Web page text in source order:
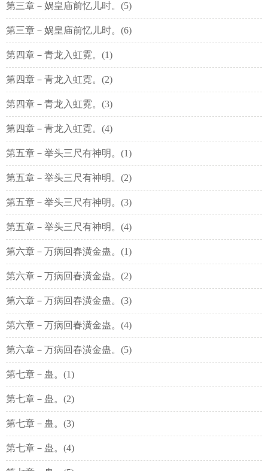
第三章－娲皇庙前忆儿时。(5)
第三章－娲皇庙前忆儿时。(6)
第四章－青龙入虹霓。(1)
第四章－青龙入虹霓。(2)
第四章－青龙入虹霓。(3)
第四章－青龙入虹霓。(4)
第五章－举头三尺有神明。(1)
第五章－举头三尺有神明。(2)
第五章－举头三尺有神明。(3)
第五章－举头三尺有神明。(4)
第六章－万病回春潢金蛊。(1)
第六章－万病回春潢金蛊。(2)
第六章－万病回春潢金蛊。(3)
第六章－万病回春潢金蛊。(4)
第六章－万病回春潢金蛊。(5)
第七章－蛊。(1)
第七章－蛊。(2)
第七章－蛊。(3)
第七章－蛊。(4)